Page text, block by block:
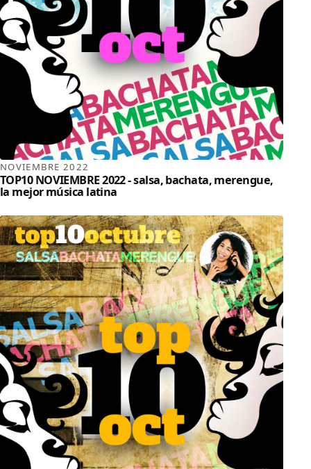
NOVIEMBRE 2022
TOP10 NOVIEMBRE 2022 - salsa, bachata, merengue,
la mejor música latina